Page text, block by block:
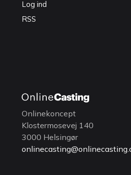
Log ind
RSS
Onlinekoncept
Klostermosevej 140
3000 Helsingør